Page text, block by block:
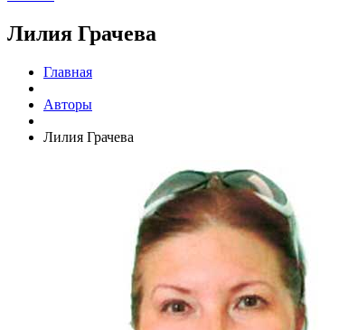
Лилия Грачева
Главная
Авторы
Лилия Грачева